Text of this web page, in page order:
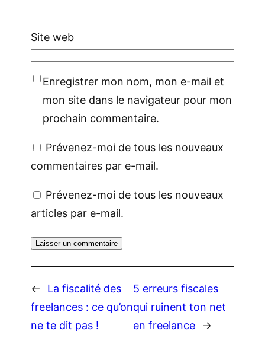
Site web
Enregistrer mon nom, mon e-mail et
mon site dans le navigateur pour mon
prochain commentaire.
Prévenez-moi de tous les nouveaux
commentaires par e-mail.
Prévenez-moi de tous les nouveaux
articles par e-mail.
←
La fiscalité des
freelances : ce qu’on
ne te dit pas !
5 erreurs fiscales
qui ruinent ton net
en freelance
→